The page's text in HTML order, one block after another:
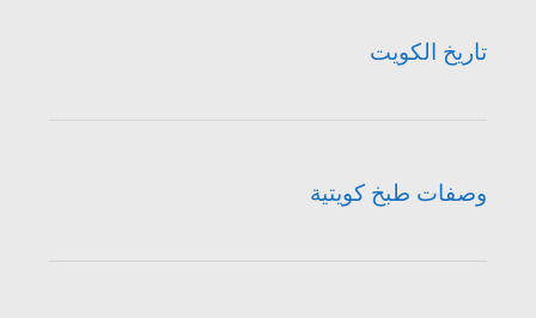
تاريخ الكويت
وصفات طبخ كويتية